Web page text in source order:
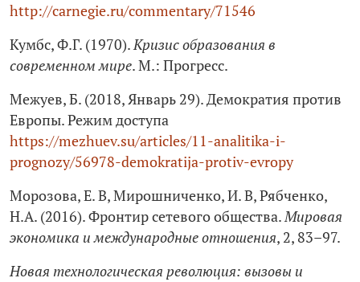
http://carnegie.ru/commentary/71546
Кумбс, Ф.Г. (1970).Кризис образования в
современном мире. М.: Прогресс.
Межуев, Б. (2018, Январь 29). Демократия против
Европы. Режим доступа
https://mezhuev.su/articles/11-analitika-i-
prognozy/56978-demokratija-protiv-evropy
Морозова, Е. В, Мирошниченко, И. В, Рябченко,
Н.А. (2016). Фронтир сетевого общества.Мировая
экономика и международные отношения, 2, 83–97.
Новая технологическая революция: вызовы и